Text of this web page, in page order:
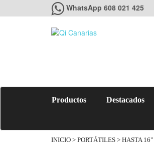
WhatsApp 608 021 425
Productos Destacados
INICIO > PORTÁTILES > HASTA 16"